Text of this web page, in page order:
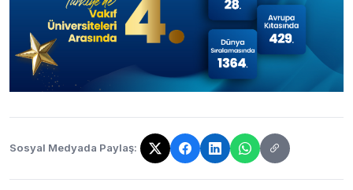
Sosyal Medyada Paylaş:
Bağlantı kopyalandı!